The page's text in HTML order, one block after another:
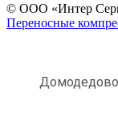
© ООО «Интер
Переносные